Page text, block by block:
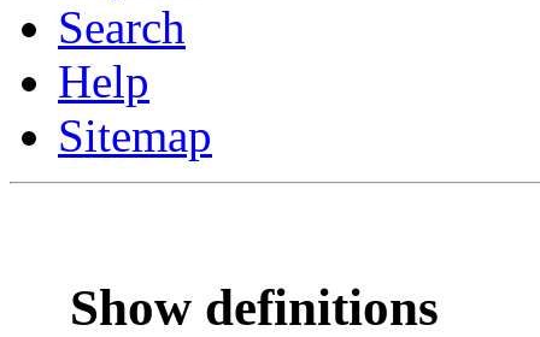
Search
Help
Sitemap
Show definitions